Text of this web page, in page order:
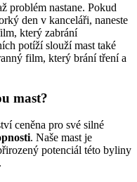
problém nastane. Pokud
den v kanceláři, naneste
který zabrání
potíží slouží mast také
film, který brání tření a
mast?
ceněna pro své silné
. Naše mast je
potenciál této byliny